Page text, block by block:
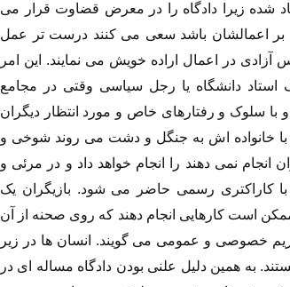
شده زیرا دادگاه را در معرض قضاوت قرار می
بر اعمالشان باشد سعی می کنند درست تر عمل
در اعمال اراده خویش می نمایند. این امر
دانشگاه یا رجل سیاسی وقتی در مجامع
و رفتارهای خاص و مورد انتظار دیگران
با خانواده اش به جنگل و دشت می روند شوخی و
نمی دهند را انجام خواهد داد و در مرئی و
کاراکتری رسمی حاضر می شود. بازیگران یک
است کارهایی انجام دهند که روی صحنه از آن
خصوصی و عمومی می گویند. انسان ها در زیر
به همین دلیل علنی بودن دادگاه مساله ای در